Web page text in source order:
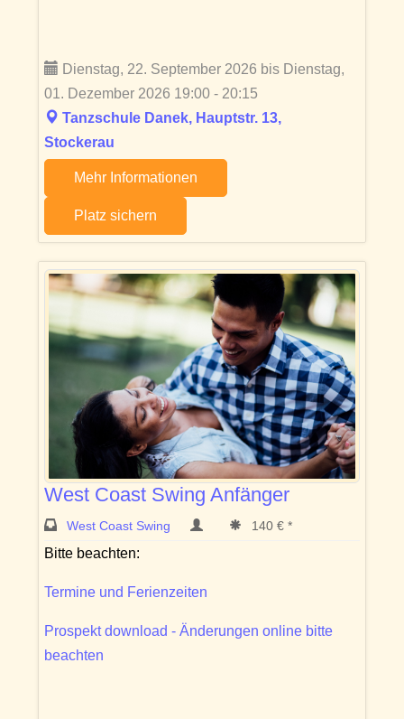
Dienstag, 22. September 2026 bis Dienstag,
01. Dezember 2026 19:00 - 20:15
Tanzschule Danek, Hauptstr. 13,
Stockerau
Mehr Informationen
Platz sichern
West Coast Swing Anfänger
West Coast Swing 140 € *
Bitte beachten:
Termine und Ferienzeiten
Prospekt download - Änderungen online bitte
beachten